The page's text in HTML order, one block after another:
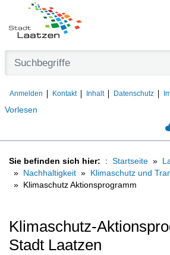
Vorlesen
Anmelden Kontakt Inhalt Datenschutz
Sie befinden sich hier: Startseite
Nachhaltigkeit
Klimaschutz und
Klimaschutz Aktionsprogramm
Klimaschutz-
Stadt Laatzen